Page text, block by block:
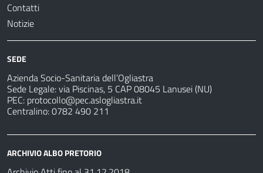
Contatti
Notizie
SEDE
Azienda Socio-Sanitaria dell’Ogliastra
Sede Legale: via Piscinas, 5 CAP 08045 Lanusei (NU)
PEC: protocollo@pec.aslogliastra.it
Centralino: 0782 490 211
ARCHIVIO ALBO PRETORIO